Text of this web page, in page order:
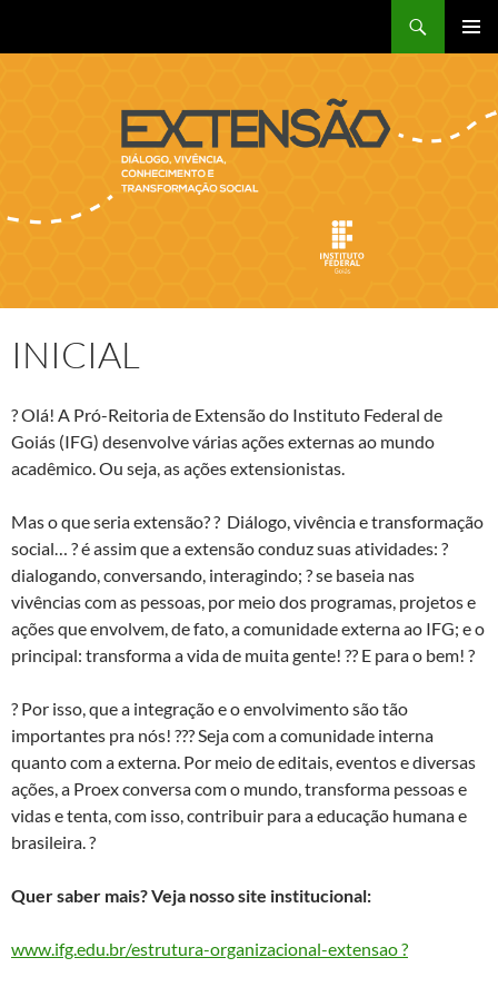
INICIAL
? Olá! A Pró-Reitoria de Extensão do Instituto Federal de
Goiás (IFG) desenvolve várias ações externas ao mundo
acadêmico. Ou seja, as ações extensionistas.
Mas o que seria extensão? ? Diálogo, vivência e transformação
social… ? é assim que a extensão conduz suas atividades: ?️
dialogando, conversando, interagindo; ? se baseia nas
vivências com as pessoas, por meio dos programas, projetos e
ações que envolvem, de fato, a comunidade externa ao IFG; e o
principal: transforma a vida de muita gente! ?? E para o bem! ?
? Por isso, que a integração e o envolvimento são tão
importantes pra nós! ??? Seja com a comunidade interna
quanto com a externa. Por meio de editais, eventos e diversas
ações, a Proex conversa com o mundo, transforma pessoas e
vidas e tenta, com isso, contribuir para a educação humana e
brasileira. ?
Quer saber mais? Veja nosso site institucional:
www.ifg.edu.br/estrutura-organizacional-extensao ?